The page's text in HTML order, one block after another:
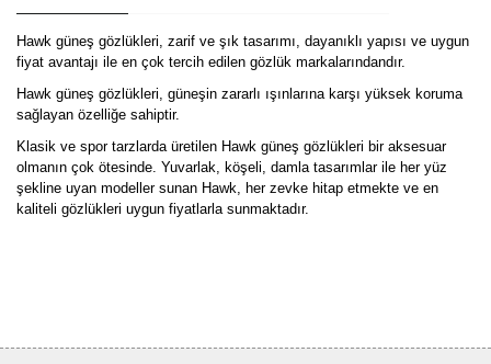
Hawk güneş gözlükleri, zarif ve şık tasarımı, dayanıklı yapısı ve uygun
fiyat avantajı ile en çok tercih edilen gözlük markalarındandır.
Hawk güneş gözlükleri, güneşin zararlı ışınlarına karşı yüksek koruma
sağlayan özelliğe sahiptir.
Klasik ve spor tarzlarda üretilen Hawk güneş gözlükleri bir aksesuar
olmanın çok ötesinde. Yuvarlak, köşeli, damla tasarımlar ile her yüz
şekline uyan modeller sunan Hawk, her zevke hitap etmekte ve en
kaliteli gözlükleri uygun fiyatlarla sunmaktadır.